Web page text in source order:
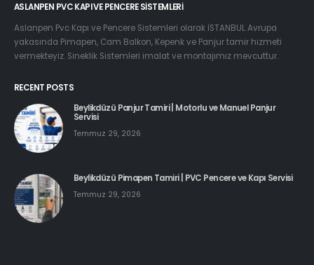
ASLANPEN PVC KAPI VE PENCERE SISTEMLERI
Aslanpen Pvc Kapı ve Pencere Sistemleri olarak İSTANBUL Avrupa
yakasında Pimapen, Cam Balkon, Kepenk ve Panjur tamir hizmeti
vermekteyiz. Sineklik Sistemleri imalat ve montajımız mevcuttur.
RECENT POSTS
Beylikdüzü Panjur Tamiri | Motorlu ve Manuel Panjur
Servisi
Temmuz 29, 2026
Beylikdüzü Pimapen Tamiri | PVC Pencere ve Kapı Servisi
Temmuz 29, 2026